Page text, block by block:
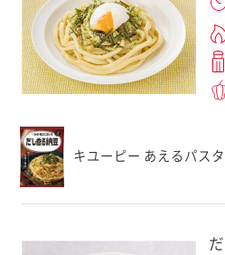
キユーピー あえるパス